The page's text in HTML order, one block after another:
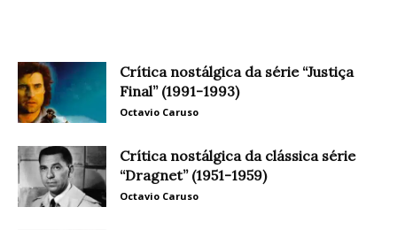
Crítica nostálgica da série “Justiça
Final” (1991-1993)
Octavio Caruso
Crítica nostálgica da clássica série
“Dragnet” (1951-1959)
Octavio Caruso